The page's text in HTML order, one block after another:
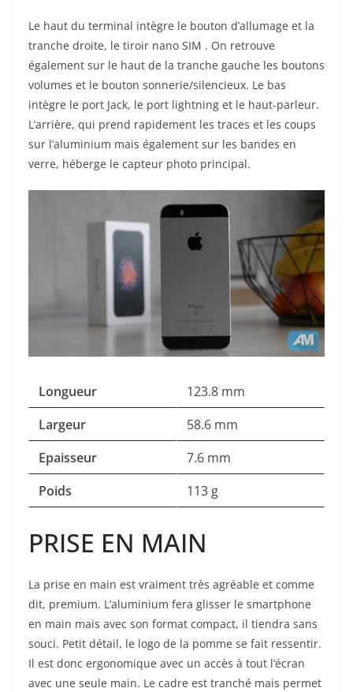
Le haut du terminal intègre le bouton d’allumage et la
tranche droite, le tiroir nano SIM . On retrouve
également sur le haut de la tranche gauche les boutons
volumes et le bouton sonnerie/silencieux. Le bas
intègre le port Jack, le port lightning et le haut-parleur.
L’arrière, qui prend rapidement les traces et les coups
sur l’aluminium mais également sur les bandes en
verre, héberge le capteur photo principal.
Longueur
123.8 mm
Largeur
58.6 mm
Epaisseur
7.6 mm
Poids
113 g
PRISE EN MAIN
La prise en main est vraiment très agréable et comme
dit, premium. L’aluminium fera glisser le smartphone
en main mais avec son format compact, il tiendra sans
souci. Petit détail, le logo de la pomme se fait ressentir.
Il est donc ergonomique avec un accès à tout l’écran
avec une seule main. Le cadre est tranché mais permet